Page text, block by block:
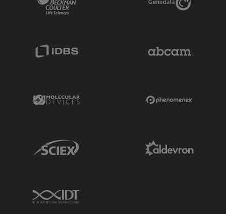
Molecular Devices Link
Sciex Link
IDT Link